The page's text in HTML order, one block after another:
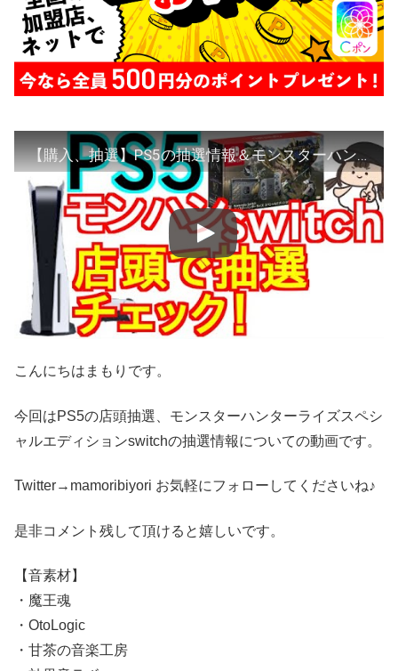
【購入、抽選】PS5の抽選情報＆モンスターハンターライズスペシャルエディションswitch抽選情報【プレステ5、SONY、品薄、ゲリラ販売】
こんにちはまもりです。
今回はPS5の店頭抽選、モンスターハンターライズスペシ
ャルエディションswitchの抽選情報についての動画です。
Twitter→mamoribiyori お気軽にフォローしてくださいね♪
是非コメント残して頂けると嬉しいです。
【音素材】
・魔王魂
・OtoLogic
・甘茶の音楽工房